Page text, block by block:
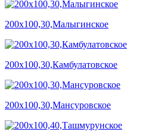
200х100,30,Малыгинское
200х100,30,Камбулатовское
200х100,30,Мансуровское